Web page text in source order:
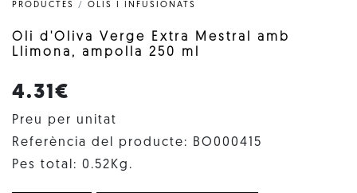
PRODUCTES / OLIS I INFUSIONATS
Oli d'Oliva Verge Extra Mestral amb
Llimona, ampolla 250 ml
4.31€
Preu per unitat
Referència del producte: BO000415
Pes total: 0.52Kg.
SELECCIONAR IDIOMA: